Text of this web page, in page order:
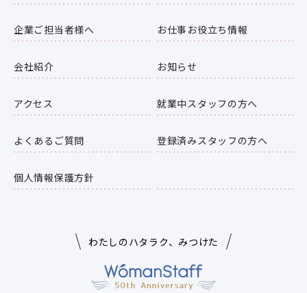
わたしのハタラク、みつけた
企業ご担当者様へ
会社紹介
アクセス
よくあるご質問
個人情報保護方針
お仕事お役立ち情報
お知らせ
就業中スタッフの方へ
登録済みスタッフの方へ